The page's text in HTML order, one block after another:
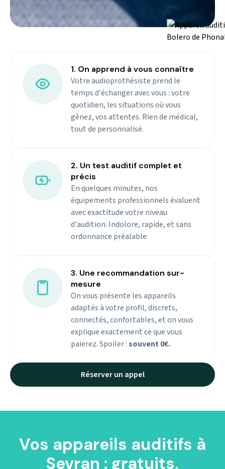
1. On apprend à vous connaître
Votre audioprothésiste prend le
temps d'échanger avec vous : votre
quotidien, les situations où vous
gênez, vos attentes. Rien de médical,
tout de personnalisé.
2. Un test auditif complet et
précis
En quelques minutes, nos
équipements professionnels évaluent
avec exactitude votre niveau
d'audition. Indolore, rapide, et sans
ordonnance préalable.
3. Une recommandation sur-
mesure
On vous présente les appareils
adaptés à votre profil, discrets,
connectés, confortables, et on vous
explique exactement ce que vous
paierez. Spoiler :souvent 0€.
Réserver un appel
Vos appareils auditifs à
Sevran : gratuits,